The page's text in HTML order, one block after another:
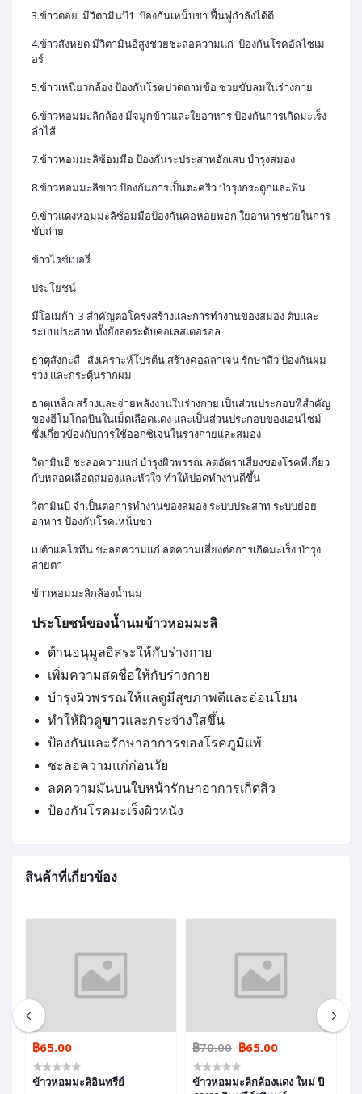
3.ข้าวดอย มีวิตามินบี1 ป้องกันเหน็บชา ฟื้นฟูกำลังได้ดี
4.ข้าวสังหยด มีวิตามินอีสูงช่วยชะลอความแก่ ป้องกันโรคอัลไซเม
อร์
5.ข้าวเหนียวกล้อง ป้องกันโรคปวดตามข้อ ช่วยขับลมในร่างกาย
6.ข้าวหอมมะลิกล้อง มีจมูกข้าวและใยอาหาร ป้องกันการเกิดมะเร็ง
ลำไส้
7.ข้าวหอมมะลิซ้อมมือ ป้องกันระประสาทอักเสบ บำรุงสมอง
8.ข้าวหอมมะลิขาว ป้องกันการเป็นตะคริว บำรุงกระดูกและฟัน
9.ข้าวแดงหอมมะลิซ้อมมือป้องกันคอหอยพอก ใยอาหารช่วยในการ
ขับถ่าย
ข้าวไรซ์เบอรี่
ประโยชน์
มีโอเมก้า 3 สำคัญต่อโครงสร้างและการทำงานของสมอง ตับและ
ระบบประสาท ทั้งยังลดระดับคอเลสเตอรอล
ธาตุสังกะสี สังเคราะห์โปรตีน สร้างคอลลาเจน รักษาสิว ป้องกันผม
ร่วง และกระตุ้นรากผม
ธาตุเหล็ก สร้างและจ่ายพลังงานในร่างกาย เป็นส่วนประกอบที่สำคัญ
ของฮีโมโกลบินในเม็ดเลือดแดง และเป็นส่วนประกอบของเอนไซม์
ซึ่งเกี่ยวข้องกับการใช้ออกซิเจนในร่างกายและสมอง
วิตามินอี ชะลอความแก่ บำรุงผิวพรรณ ลดอัตราเสี่ยงของโรคที่เกี่ยว
กับหลอดเลือดสมองและหัวใจ ทำให้ปอดทำงานดีขึ้น
วิตามินบี จำเป็นต่อการทำงานของสมอง ระบบประสาท ระบบย่อย
อาหาร ป้องกันโรคเหน็บชา
เบต้าแคโรทีน ชะลอความแก่ ลดความเสี่ยงต่อการเกิดมะเร็ง บำรุง
สายตา
ข้าวหอมมะลิกล้องน้ำนม
ประโยชน์ของน้ำนมข้าวหอมมะลิ
ต้านอนุมูลอิสระให้กับร่างกาย
เพิ่มความสดชื่อให้กับร่างกาย
บำรุงผิวพรรณให้แลดูมีสุขภาพดีและอ่อนโยน
ทำให้ผิวดูขาวและกระจ่างใสขึ้น
ป้องกันและรักษาอาการของโรคภูมิแพ้
ชะลอความแก่ก่อนวัย
ลดความมันบนใบหน้ารักษาอาการเกิดสิว
ป้องกันโรคมะเร็งผิวหนัง
สินค้าที่เกี่ยวข้อง
฿65.00
ข้าวหอมมะลิอินทรีย์
฿70.00 ฿65.00
ข้าวหอมมะลิกล้องแดง ใหม่ ปี